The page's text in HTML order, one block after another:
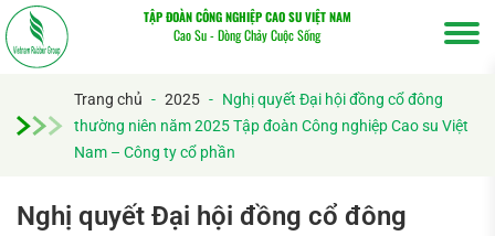
TẬP ĐOÀN CÔNG NGHIỆP CAO SU VIỆT NAM
Cao Su - Dòng Chảy Cuộc Sống
Trang chủ - 2025 - Nghị quyết Đại hội đồng cổ đông
thường niên năm 2025 Tập đoàn Công nghiệp Cao su Việt
Nam – Công ty cổ phần
Nghị quyết Đại hội đồng cổ đông